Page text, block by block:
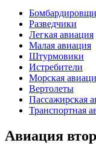
Разведчики
Легкая авиация
Малая авиация
Штурмовики
Истребители
Морская
Вертолеты
Пассажирская
Транспортная
Авиация